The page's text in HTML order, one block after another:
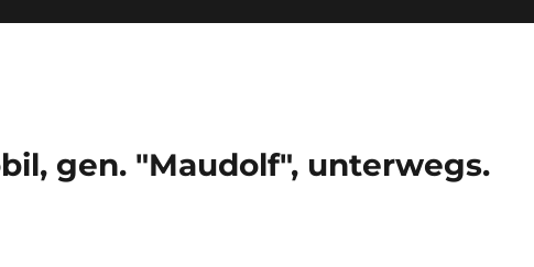
gen. "Maudolf", unterwegs.